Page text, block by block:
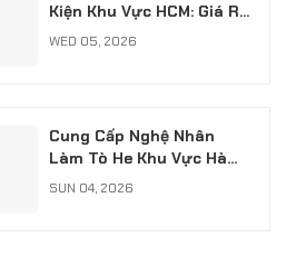
Kiện Khu Vực HCM: Giá Rẻ,
Chuyên Nghiệp, Có Xuất
WED 05, 2026
Cung Cấp Nghệ Nhân
Làm Tò He Khu Vực Hà
Nội: Giữ Hồn Nét Việt Cho
SUN 04, 2026